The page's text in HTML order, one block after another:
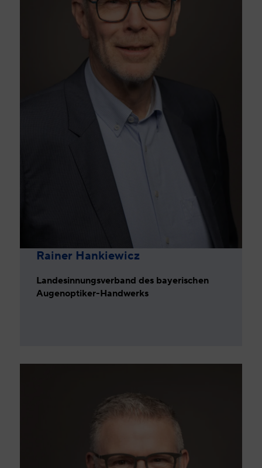
Rainer Hankiewicz
Landesinnungsverband des bayerischen
Augenoptiker-Handwerks